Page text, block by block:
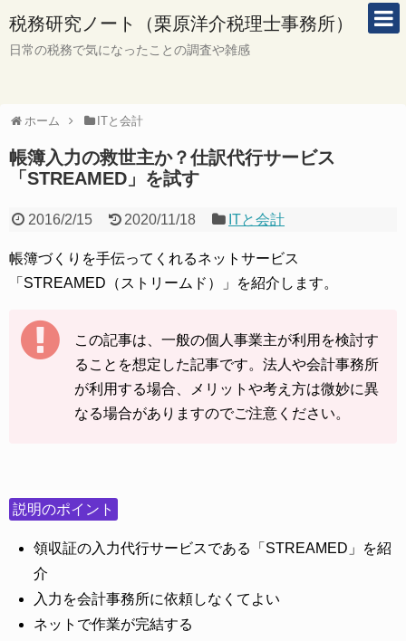
税務研究ノート（栗原洋介税理士事務所）
日常の税務で気になったことの調査や雑感
ホーム ITと会計
帳簿入力の救世主か？仕訳代行サービス
「STREAMED」を試す
2016/2/15 2020/11/18 ITと会計
帳簿づくりを手伝ってくれるネットサービス
「STREAMED（ストリームド）」を紹介します。
この記事は、一般の個人事業主が利用を検討す
ることを想定した記事です。法人や会計事務所
が利用する場合、メリットや考え方は微妙に異
なる場合がありますのでご注意ください。
説明のポイント
領収証の入力代行サービスである「STREAMED」を紹
介
入力を会計事務所に依頼しなくてよい
ネットで作業が完結する